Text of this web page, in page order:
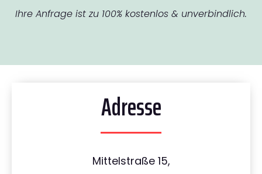
Ihre Anfrage ist zu 100% kostenlos & unverbindlich.
Adresse
Mittelstraße 15,